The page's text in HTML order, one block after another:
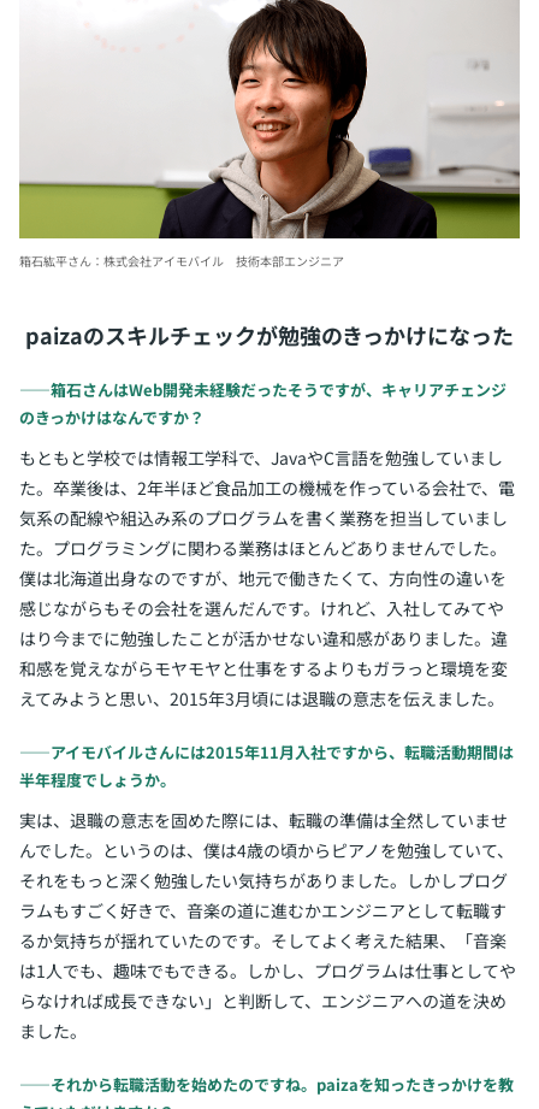
箱石紘平さん：株式会社アイモバイル 技術本部エンジニア
paizaのスキルチェックが勉強のきっかけになった
――箱石さんはWeb開発未経験だったそうですが、キャリアチェンジ
のきっかけはなんですか？
もともと学校では情報工学科で、JavaやC言語を勉強していまし
た。卒業後は、2年半ほど食品加工の機械を作っている会社で、電
気系の配線や組込み系のプログラムを書く業務を担当していまし
た。プログラミングに関わる業務はほとんどありませんでした。
僕は北海道出身なのですが、地元で働きたくて、方向性の違いを
感じながらもその会社を選んだんです。けれど、入社してみてや
はり今までに勉強したことが活かせない違和感がありました。違
和感を覚えながらモヤモヤと仕事をするよりもガラっと環境を変
えてみようと思い、2015年3月頃には退職の意志を伝えました。
――アイモバイルさんには2015年11月入社ですから、転職活動期間は
半年程度でしょうか。
実は、退職の意志を固めた際には、転職の準備は全然していませ
んでした。というのは、僕は4歳の頃からピアノを勉強していて、
それをもっと深く勉強したい気持ちがありました。しかしプログ
ラムもすごく好きで、音楽の道に進むかエンジニアとして転職す
るか気持ちが揺れていたのです。そしてよく考えた結果、「音楽
は1人でも、趣味でもできる。しかし、プログラムは仕事としてや
らなければ成長できない」と判断して、エンジニアへの道を決め
ました。
――それから転職活動を始めたのですね。paizaを知ったきっかけを教